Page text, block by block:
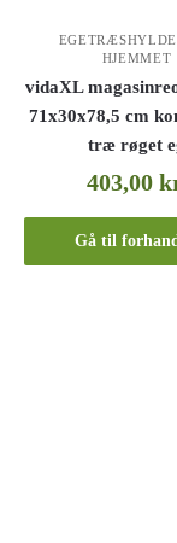
HJEMMET
vidaXL
71x30x78,5 cm
træ røget
403,00
Gå til